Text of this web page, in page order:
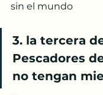
sin el mundo
3. la tercera
Pescadores
no tengan